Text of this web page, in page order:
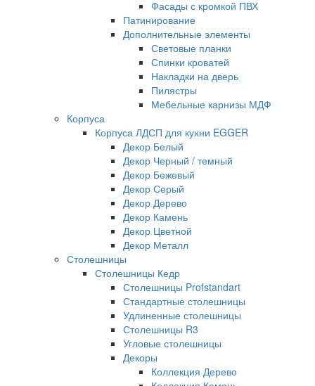
Фасады с кромкой ПВХ
Патинирование
Дополнительные элементы
Световые планки
Спинки кроватей
Накладки на дверь
Пилястры
Мебельные карнизы МДФ
Корпуса
Корпуса ЛДСП для кухни EGGER
Декор Белый
Декор Черный / темный
Декор Бежевый
Декор Серый
Декор Дерево
Декор Камень
Декор Цветной
Декор Металл
Столешницы
Столешницы Кедр
Столешницы Profstandart
Стандартные столешницы
Удлиненные столешницы
Столешницы R3
Угловые столешницы
Декоры
Коллекция Дерево